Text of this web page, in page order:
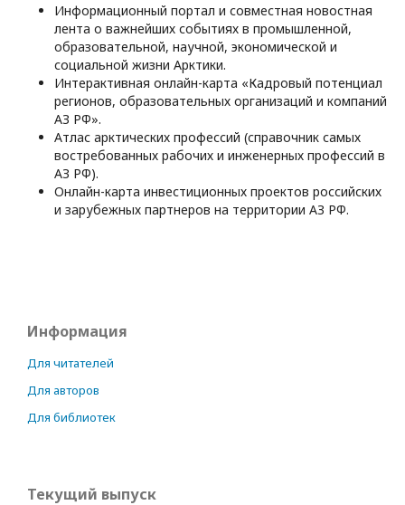
Информационный портал и совместная новостная
лента о важнейших событиях в промышленной,
образовательной, научной, экономической и
социальной жизни Арктики.
Интерактивная онлайн-карта «Кадровый потенциал
регионов, образовательных организаций и компаний
АЗ РФ».
Атлас арктических профессий (справочник самых
востребованных рабочих и инженерных профессий в
АЗ РФ).
Онлайн-карта инвестиционных проектов российских
и зарубежных партнеров на территории АЗ РФ.
Информация
Для читателей
Для авторов
Для библиотек
Текущий выпуск